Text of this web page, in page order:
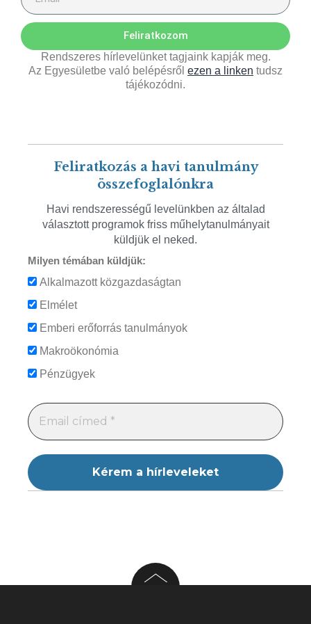
Feliratkozom
Rendszeres hírlevelünket tagjaink kapják meg.
Az Egyesületbe való belépésről ezen a linken tudsz
tájékozódni.
Feliratkozás a havi tanulmány
összefoglalónkra
Havi rendszerességű levelünkben az általad
választott programok friss műhelytanulmányait
küldjük el neked.
Milyen témában küldjük:
Alkalmazott közgazdaságtan
Elmélet
Emberi erőforrás tanulmányok
Makroökonómia
Pénzügyek